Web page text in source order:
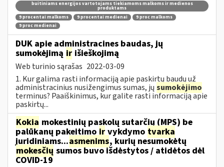
buitiniams energijos vartotojams tiekiamoms malkoms ir medienos
produktams
9 procentai malkoms
9 procentai medienai
9 proc malkoms
9 proc medienai
DUK apie administracines baudas, jų
sumokėjimą ir išieškojimą
Web turinio sąrašas 2022-03-09
1. Kur galima rasti informaciją apie paskirtų baudų už
administracinius nusižengimus sumas, jų sumokėjimo
terminus? Paaiškinimus, kur galite rasti informaciją apie
paskirtų...
Kokia mokestinių paskolų sutarčių (MPS) be
palūkanų pakeitimo ir vykdymo tvarka
juridiniams...asmenims, kurių nesumokėtų
mokesčių sumos buvo išdėstytos / atidėtos dėl
COVID-19